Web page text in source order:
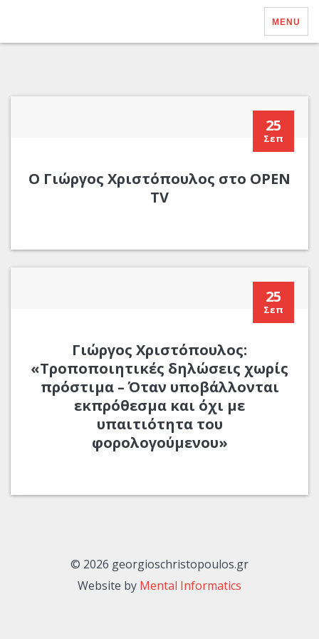
MENU
25
Σεπ
Ο Γιώργος Χριστόπουλος στο OPEN
TV
25
Σεπ
Γιώργος Χριστόπουλος:
«Τροποποιητικές δηλώσεις χωρίς
πρόστιμα – Όταν υποβάλλονται
εκπρόθεσμα και όχι με
υπαιτιότητα του
φορολογούμενου»
© 2026 georgioschristopoulos.gr
Website by Mental Informatics